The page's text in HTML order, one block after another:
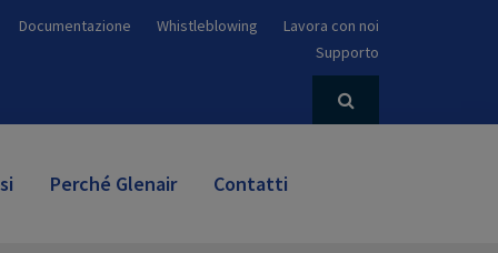
Documentazione Whistleblowing
Lavora con noi
Supporto
Perché Glenair Contatti